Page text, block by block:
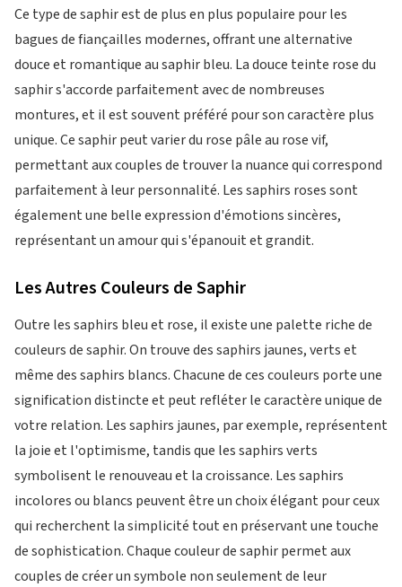
Ce type de saphir est de plus en plus populaire pour les
bagues de fiançailles modernes, offrant une alternative
douce et romantique au saphir bleu. La douce teinte rose du
saphir s'accorde parfaitement avec de nombreuses
montures, et il est souvent préféré pour son caractère plus
unique. Ce saphir peut varier du rose pâle au rose vif,
permettant aux couples de trouver la nuance qui correspond
parfaitement à leur personnalité. Les saphirs roses sont
également une belle expression d'émotions sincères,
représentant un amour qui s'épanouit et grandit.
Les Autres Couleurs de Saphir
Outre les saphirs bleu et rose, il existe une palette riche de
couleurs de saphir. On trouve des saphirs jaunes, verts et
même des saphirs blancs. Chacune de ces couleurs porte une
signification distincte et peut refléter le caractère unique de
votre relation. Les saphirs jaunes, par exemple, représentent
la joie et l'optimisme, tandis que les saphirs verts
symbolisent le renouveau et la croissance. Les saphirs
incolores ou blancs peuvent être un choix élégant pour ceux
qui recherchent la simplicité tout en préservant une touche
de sophistication. Chaque couleur de saphir permet aux
couples de créer un symbole non seulement de leur